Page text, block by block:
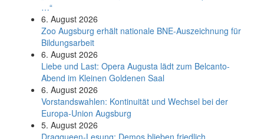
…“
6. August 2026
Zoo Augsburg erhält nationale BNE-Auszeichnung für
Bildungsarbeit
6. August 2026
Liebe und Last: Opera Augusta lädt zum Belcanto-
Abend im Kleinen Goldenen Saal
6. August 2026
Vorstandswahlen: Kontinuität und Wechsel bei der
Europa-Union Augsburg
5. August 2026
Dragqueen-Lesung: Demos blieben friedlich